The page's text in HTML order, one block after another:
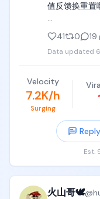
值反馈换重置
https://t.co/
41 0 19
Data updated
Velocity
7.2K/h
Surging
Est.
火山哥🕊️@